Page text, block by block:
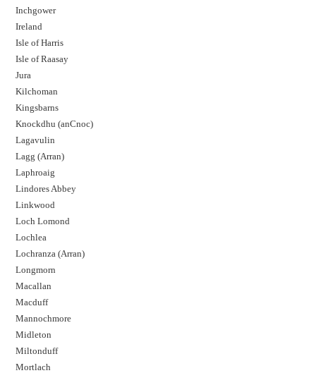
Inchgower
Ireland
Isle of Harris
Isle of Raasay
Jura
Kilchoman
Kingsbarns
Knockdhu (anCnoc)
Lagavulin
Lagg (Arran)
Laphroaig
Lindores Abbey
Linkwood
Loch Lomond
Lochlea
Lochranza (Arran)
Longmorn
Macallan
Macduff
Mannochmore
Midleton
Miltonduff
Mortlach